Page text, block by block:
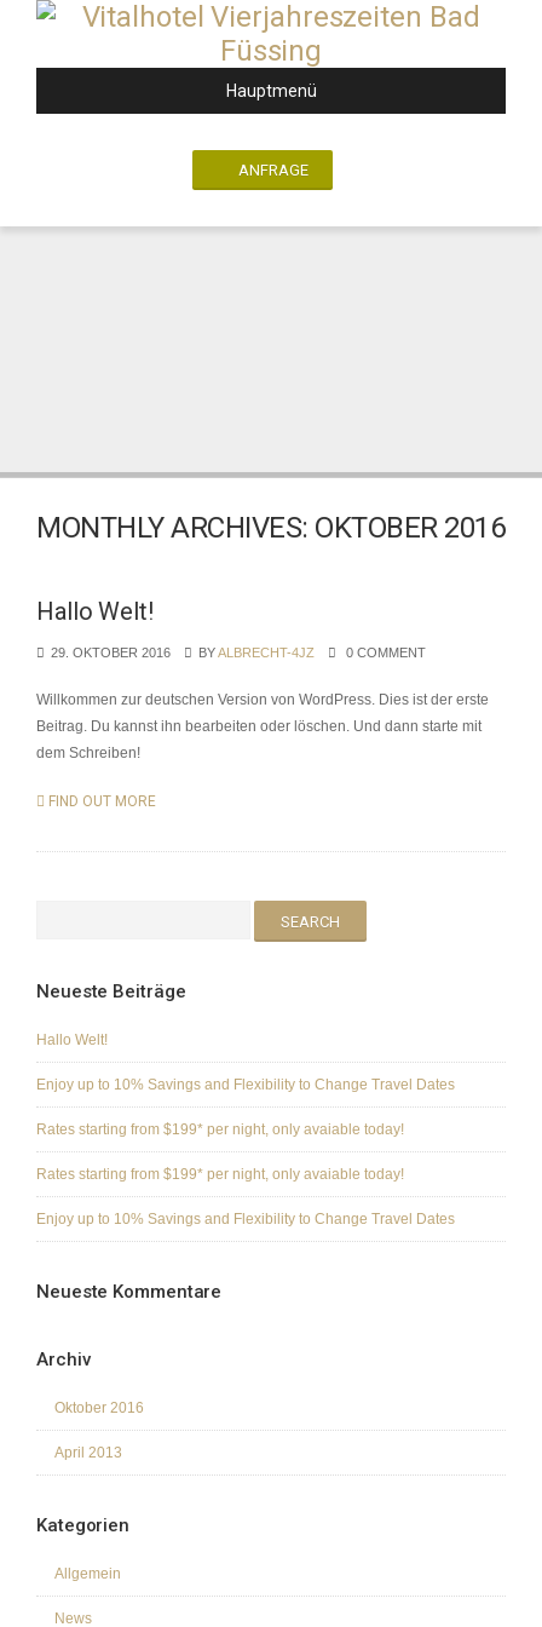
Hauptmenü
ANFRAGE
MONTHLY ARCHIVES: OKTOBER 2016
Hallo Welt!
29. OKTOBER 2016 BYALBRECHT-4JZ 0 COMMENT
Willkommen zur deutschen Version von WordPress. Dies ist der erste
Beitrag. Du kannst ihn bearbeiten oder löschen. Und dann starte mit
dem Schreiben!
FIND OUT MORE
Neueste Beiträge
Hallo Welt!
Enjoy up to 10% Savings and Flexibility to Change Travel Dates
Rates starting from $199* per night, only avaiable today!
Rates starting from $199* per night, only avaiable today!
Enjoy up to 10% Savings and Flexibility to Change Travel Dates
Neueste Kommentare
Archiv
Oktober 2016
April 2013
Kategorien
Allgemein
News